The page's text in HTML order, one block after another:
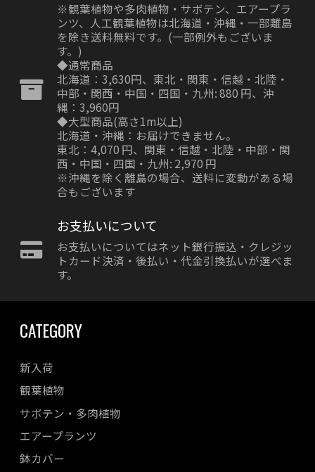
※観葉植物や多肉植物・サボテン、エアープラ
ンツ、人工観葉植物は北海道・沖縄・一部離島
を除き送料無料です。(一部例外もございま
す。)
◆通常商品
北海道：3,630円、東北・関東・信越・北陸・
中部・関西・中国・四国・九州: 880 円、沖
縄：3,960円
◆大型商品(高さ1m以上)
北海道・沖縄：お届けできません。
東北：4,070 円、関東・信越・北陸・中部・関
西・中国・四国・九州: 2,970 円
※沖縄を除く離島の場合、送料に変動がある場
合もございます
お支払いについて
お支払いについてはネット銀行振込・クレジッ
トカード決済・後払い・代金引換払いが選べま
す。
CATEGORY
新入荷
観葉植物
サボテン・多肉植物
エアープランツ
鉢カバー